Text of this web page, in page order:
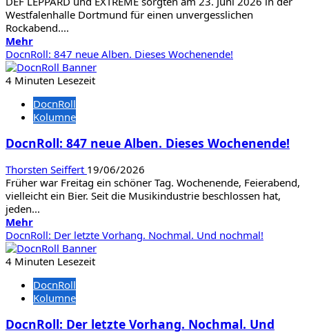
Westfalenhalle Dortmund für einen unvergesslichen
Rockabend....
MehrMehr
Informationen
über
Fotos:
Leppard
/
DocnRoll: 847 neue Alben. Dieses Wochenende!
4 Minuten Lesezeit
DocnRoll
Kolumne
DocnRoll: 847 neue Alben. Dieses Wochenende!
Thorsten Seiffert 19/06/2026
Früher war Freitag ein schöner Tag. Wochenende, Feierabend,
vielleicht ein Bier. Seit die Musikindustrie beschlossen hat,
jeden...
MehrMehr
Informationen
über
DocnRoll:
neue
Alben.
Wochenende!
DocnRoll: Der letzte Vorhang. Nochmal. Und nochmal!
4 Minuten Lesezeit
DocnRoll
Kolumne
DocnRoll: Der letzte Vorhang. Nochmal. Und